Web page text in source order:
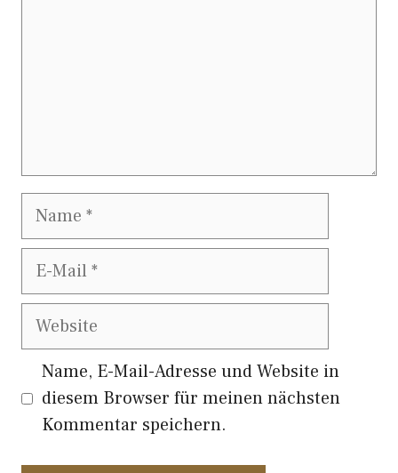
Name
E-
Website
Name, E-Mail-Adresse und Website in
diesem Browser für meinen nächsten
Kommentar speichern.